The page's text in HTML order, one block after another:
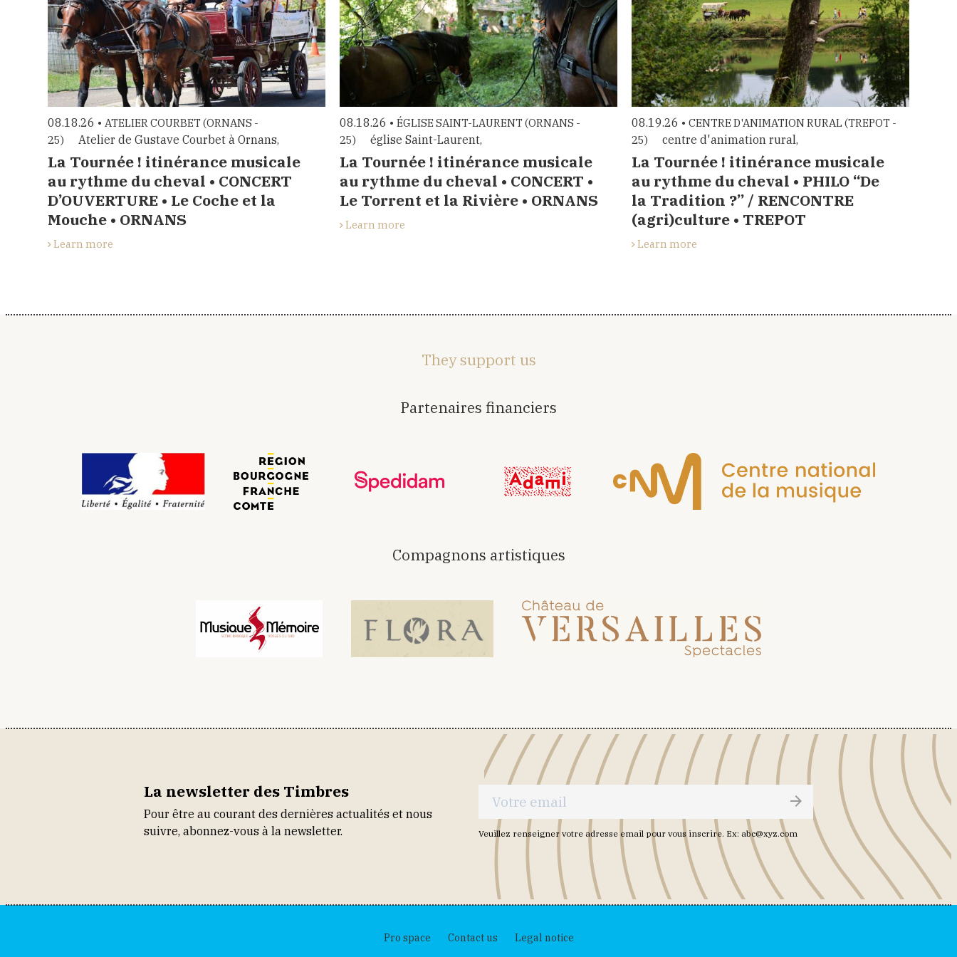
08.18.26 • ATELIER COURBET (ORNANS -
25)
Atelier de Gustave Courbet à Ornans,
La Tournée ! itinérance musicale
au rythme du cheval • CONCERT
D’OUVERTURE • Le Coche et la
Mouche • ORNANS
Learn more
08.18.26 •ÉGLISE SAINT-LAURENT (ORNANS -
25)
église Saint-Laurent,
La Tournée ! itinérance musicale
au rythme du cheval • CONCERT •
Le Torrent et la Rivière • ORNANS
Learn more
08.19.26 • CENTRE D'ANIMATION RURAL (TREPOT -
25)
centre d'animation rural,
La Tournée ! itinérance musicale
au rythme du cheval • PHILO “De
la Tradition ?” / RENCONTRE
(agri)culture • TREPOT
Learn more
They support us
Partenaires financiers
Compagnons artistiques
La newsletter des Timbres
Pour être au courant des dernières actualités et nous
suivre, abonnez-vous à la newsletter.
Veuillez renseigner votre adresse email pour vous inscrire. Ex: abc@xyz.com
S
'
I
N
S
R
Pro space Contact us Legal notice